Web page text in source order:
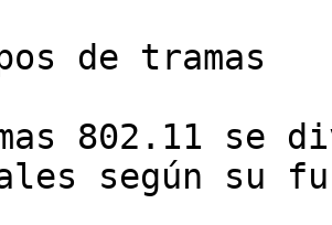
de tramas
802.11 se
según su